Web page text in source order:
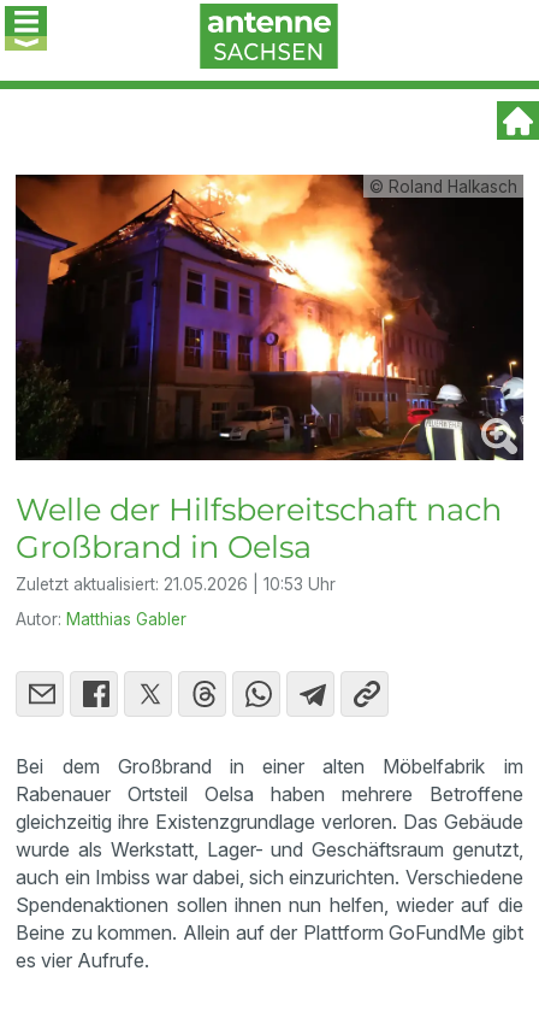
© Roland Halkasch
Welle der Hilfsbereitschaft nach
Großbrand in Oelsa
Zuletzt aktualisiert: 21.05.2026 | 10:53 Uhr
Autor: Matthias Gabler
Bei dem Großbrand in einer alten Möbelfabrik im
Rabenauer Ortsteil Oelsa haben mehrere Betroffene
gleichzeitig ihre Existenzgrundlage verloren. Das Gebäude
wurde als Werkstatt, Lager- und Geschäftsraum genutzt,
auch ein Imbiss war dabei, sich einzurichten. Verschiedene
Spendenaktionen sollen ihnen nun helfen, wieder auf die
Beine zu kommen. Allein auf der Plattform GoFundMe gibt
es vier Aufrufe.